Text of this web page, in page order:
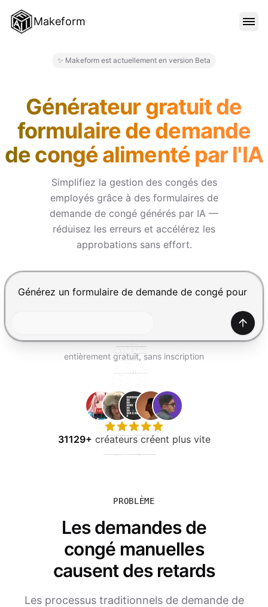
Makeform
BLOG
TARIFS
SE CONNECTER
ESSAYER GRATUITEMENT
✨ Makeform est actuellement en version Beta
Générateur gratuit de
formulaire de demande
de congé alimenté par l'IA
Simplifiez la gestion des congés des
employés grâce à des formulaires de
demande de congé générés par IA —
réduisez les erreurs et accélérez les
approbations sans effort.
Appuyez sur Entrée pour envoyer, Maj+Entrée pour
entièrement gratuit, sans inscription
31129+ créateurs créent plus vite
PROBLÈME
Les demandes de
congé manuelles
causent des retards
Les processus traditionnels de demande de